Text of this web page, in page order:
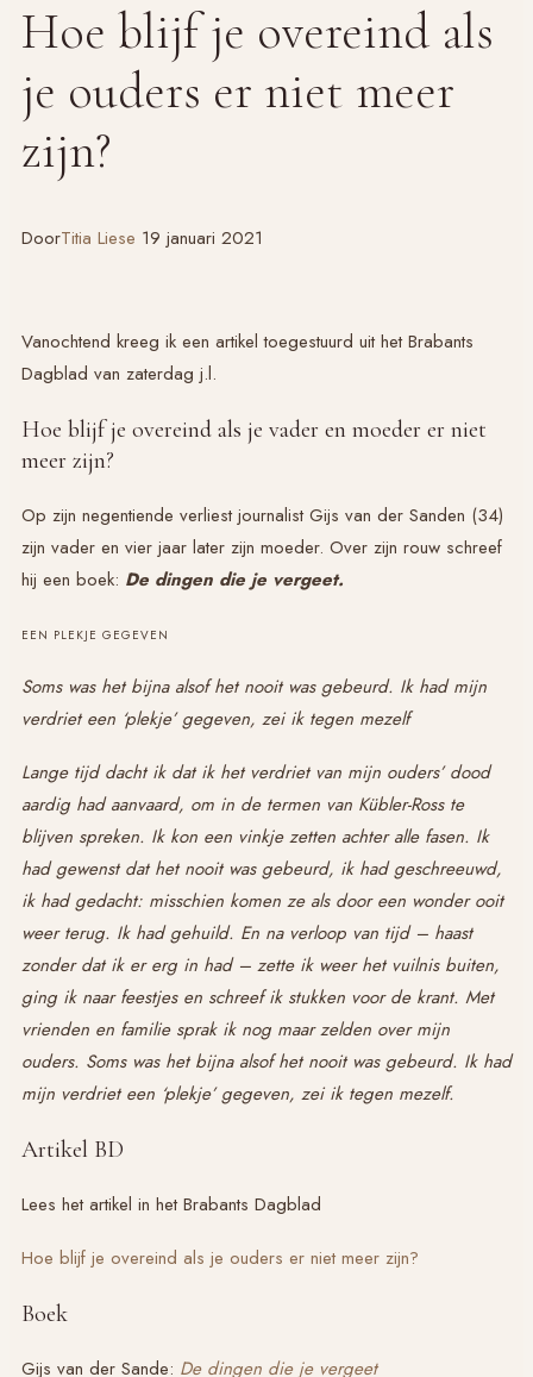
Hoe blijf je overeind als
je ouders er niet meer
zijn?
DoorTitia Liese 19 januari 2021
Vanochtend kreeg ik een artikel toegestuurd uit het Brabants
Dagblad van zaterdag j.l.
Hoe blijf je overeind als je vader en moeder er niet
meer zijn?
Op zijn negentiende verliest jour­nalist Gijs van der Sanden (34)
zijn vader en vier jaar later zijn moeder. Over zijn rouw schreef
hij een boek: De dingen die je vergeet.
EEN PLEKJE GEGEVEN
Soms was het bijna alsof het nooit was gebeurd. Ik had mijn
verdriet een ‘plekje’ gegeven, zei ik tegen mezelf
Lange tijd dacht ik dat ik het verdriet van mijn ouders’ dood
aardig had aanvaard, om in de termen van Kübler-Ross te
blijven spreken. Ik kon een vinkje zetten achter alle fasen. Ik
had gewenst dat het nooit was gebeurd, ik had geschreeuwd,
ik had gedacht: misschien komen ze als door een wonder ooit
weer terug. Ik had gehuild. En na verloop van tijd – haast
zonder dat ik er erg in had – zette ik weer het vuilnis buiten,
ging ik naar feestjes en schreef ik stukken voor de krant. Met
vrienden en familie sprak ik nog maar zelden over mijn
ouders. Soms was het bijna alsof het nooit was gebeurd. Ik had
mijn verdriet een ‘plekje’ gegeven, zei ik tegen mezelf.
Artikel BD
Lees het artikel in het Brabants Dagblad
Hoe blijf je overeind als je ouders er niet meer zijn?
Boek
Gijs van der Sande: De dingen die je vergeet